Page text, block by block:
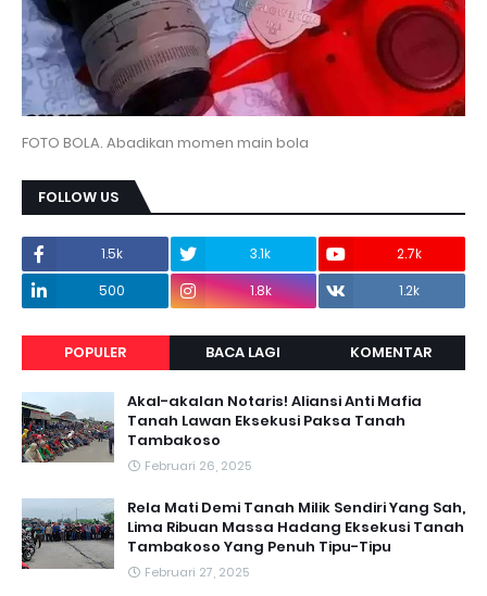
FOTO BOLA. Abadikan momen main bola
FOLLOW US
1.5k 3.1k
2.7k
500
1.8k 1.2k
POPULER BACA LAGI KOMENTAR
Akal-akalan Notaris! Aliansi Anti Mafia
Tanah Lawan Eksekusi Paksa Tanah
Tambakoso
Februari 26, 2025
Rela Mati Demi Tanah Milik Sendiri Yang Sah,
Lima Ribuan Massa Hadang Eksekusi Tanah
Tambakoso Yang Penuh Tipu-Tipu
Februari 27, 2025